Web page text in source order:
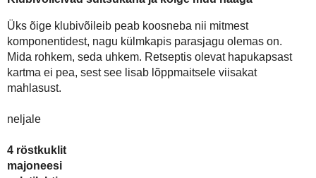
Klubivõileivad suitsukana ja kõige muu hääga